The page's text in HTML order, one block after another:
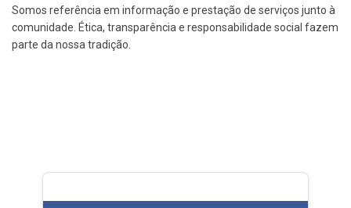
Somos referência em informação e prestação de serviços junto à
comunidade. Ética, transparência e responsabilidade social fazem
parte da nossa tradição.